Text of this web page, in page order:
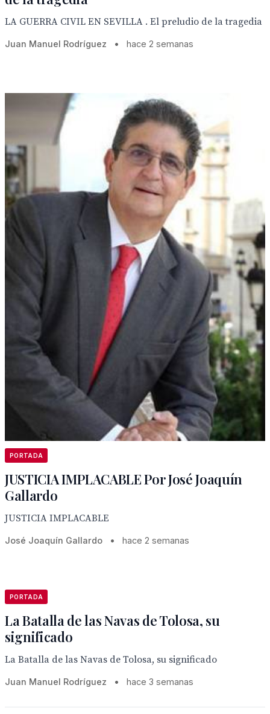
LA GUERRA CIVIL EN SEVILLA . El preludio de la tragedia
Juan Manuel Rodríguez • hace 2 semanas
PORTADA
JUSTICIA IMPLACABLE Por José Joaquín
Gallardo
JUSTICIA IMPLACABLE
José Joaquín Gallardo • hace 2 semanas
PORTADA
La Batalla de las Navas de Tolosa, su
significado
La Batalla de las Navas de Tolosa, su significado
Juan Manuel Rodríguez • hace 3 semanas